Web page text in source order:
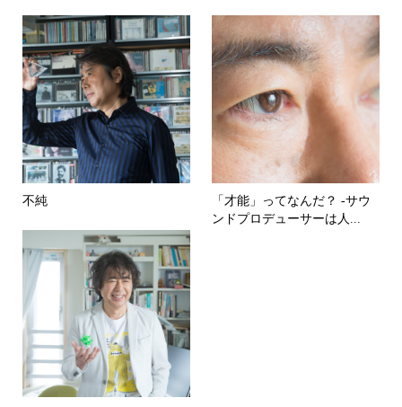
不純
「才能」ってなんだ？ -サウ
ンドプロデューサーは人...